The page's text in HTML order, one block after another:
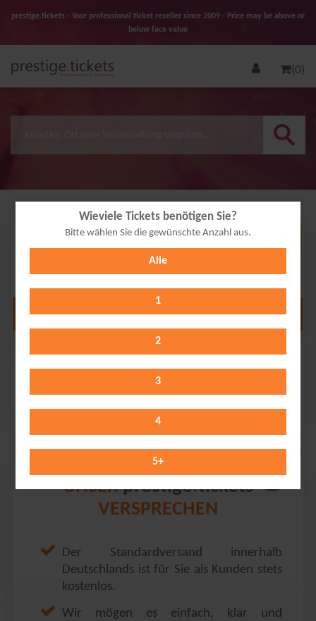
prestige.tickets - Your professional ticket reseller since 2009 - Price may be above or
below face value
(0)
Wieviele Tickets benötigen Sie?
Bitte wählen Sie die gewünschte Anzahl aus.
Alle
1
2
3
4
5+
22
Alle Termine anzeigen
Freiheitshalle Hof // Hof / Saale
Friday 22.10.2027
UNSERprestige.tickets
VERSPRECHEN
Der Standardversand innerhalb
Deutschlands ist für Sie als Kunden stets
kostenlos.
Wir mögen es einfach, klar und